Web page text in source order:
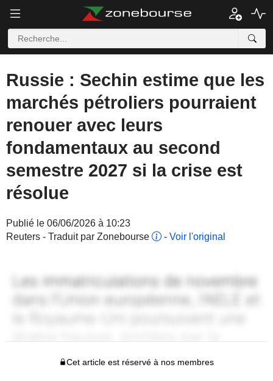
Russie : Sechin estime que les
marchés pétroliers pourraient
renouer avec leurs
fondamentaux au second
semestre 2027 si la crise est
résolue
Publié le 06/06/2026 à 10:23
Reuters - Traduit par Zonebourse
- Voir l'original
Cet article est réservé à nos membres